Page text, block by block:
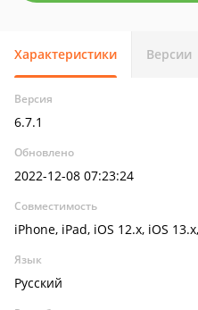
Характеристики Версии
Версия
6.7.1
Обновлено
2022-12-08 07:23:24
Совместимость
iPhone, iPad, iOS 12.x, iOS
Язык
Русский